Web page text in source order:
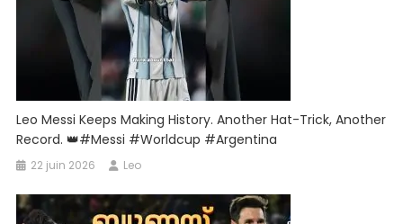
Leo Messi Keeps Making History. Another Hat-Trick, Another
Record. 👑#messi #worldcup #argentina
22 juin 2026 Leo